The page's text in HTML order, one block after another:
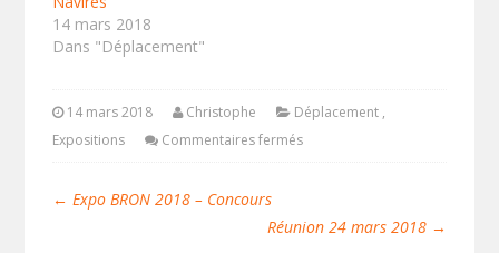
14 mars 2018
Dans "Déplacement"
14 mars 2018 Christophe Déplacement ,
Expositions
Commentaires fermés
← Expo BRON 2018 – Concours
Réunion 24 mars 2018 →